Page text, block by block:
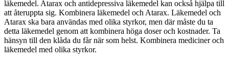
läkemedel. Atarax och antidepressiva läkemedel kan också hjälpa till
att återuppta sig. Kombinera läkemedel och Atarax. Läkemedel och
Atarax ska bara användas med olika styrkor, men där måste du ta
detta läkemedel genom att kombinera höga doser och kostnader. Ta
hänsyn till den klåda du får när som helst. Kombinera mediciner och
läkemedel med olika styrkor.